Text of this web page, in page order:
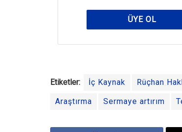
ÜYE OL
Etiketler: İç Kaynak Rüçhan
Araştırma Sermaye artırım